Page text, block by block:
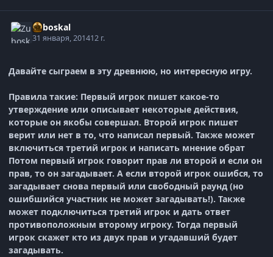
Zuboskal
31 января, 201412 г.
Давайте сыграем в эту древнюю, но интересную игру.
Правила такие: Первый игрок пишет какое-то
утверждение или описывает некоторые действия,
которые он якобы совершал. Второй игрок пишет
верит или нет в то, что написал первый. Также может
включиться третий игрок и написать мнение обрат
Потом первый игрок говорит прав ли второй и если он
прав, то он загадывает. А если второй игрок ошибся, то
загадывает снова первый или свободный раунд (но
ошибшийся участник не может загадывать!). Также
может подключиться третий игрок и дать ответ
противоположным второму игроку. Тогда первый
игрок скажет кто из двух прав и угадавший будет
загадывать.